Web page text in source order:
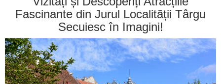
Fascinante din Jurul Localității Târgu
Secuiesc în Imagini!